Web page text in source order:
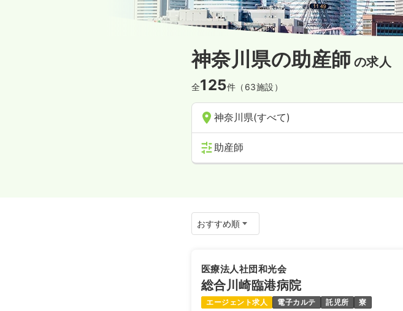
神奈川県の助産師 の求人
全125件（63施設）
神奈川県(すべて)
助産師
医療法人社団和光会
総合川崎臨港病院
エージェント求人 電子カルテ 託児所 寮